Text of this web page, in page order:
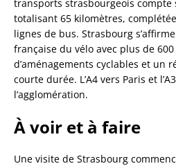
transports strasbourgeois compte
totalisant 65 kilomètres,
lignes de bus. Strasbourg
française du vélo avec plus de
d’aménagements cyclables et un
courte durée. L’A4 vers Paris et
l’agglomération.
À voir et à faire
Une visite de Strasbourg